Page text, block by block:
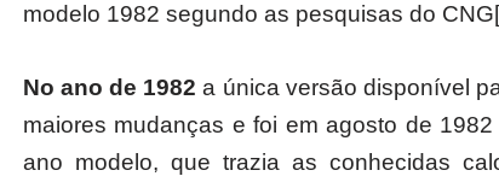
modelo 1982 segundo as pesquisas do
No ano de 1982 a única versão disponível
maiores mudanças e foi em agosto de
ano modelo, que trazia as conhecidas